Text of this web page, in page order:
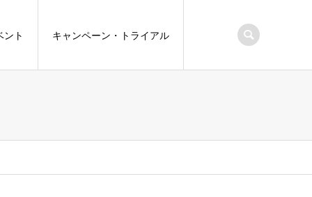
ント キャンペーン・トライアル